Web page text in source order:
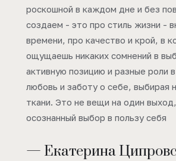
роскошной в каждом дне и без
создаем - это про стиль жизни -
времени, про качество и крой, в
ощущаешь никаких сомнений в
активную позицию и разные роли
любовь и заботу о себе, выбирая
ткани. Это не вещи на один
осознанный выбор в пользу себя
— Екатерина